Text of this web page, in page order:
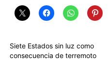
Siete Estados sin luz como
consecuencia de terremoto